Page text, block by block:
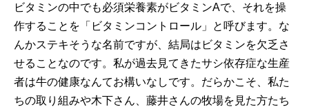
ビタミンの中でも必須栄養素がビタミンAで、それを操
作することを「ビタミンコントロール」と呼びます。な
んかステキそうな名前ですが、結局はビタミンを欠乏さ
せることなのです。私が過去見てきたサシ依存症な生産
者は牛の健康なんてお構いなしです。だらかこそ、私た
ちの取り組みや木下さん、藤井さんの牧場を見た方たち